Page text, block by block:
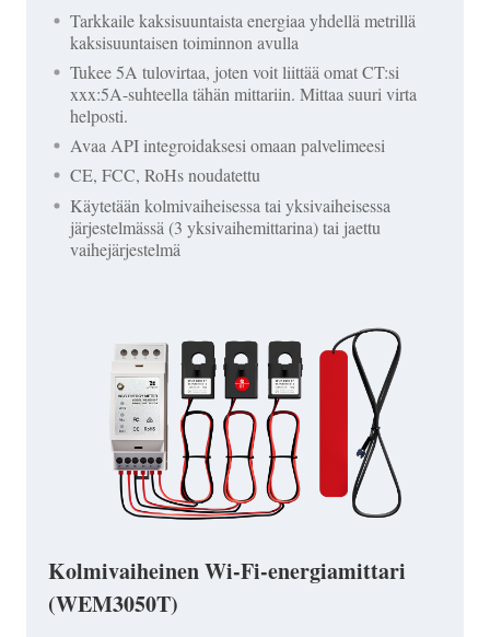
Tarkkaile kaksisuuntaista energiaa yhdellä metrillä
kaksisuuntaisen toiminnon avulla
Tukee 5A tulovirtaa, joten voit liittää omat CT:si
xxx:5A-suhteella tähän mittariin. Mittaa suuri virta
helposti.
Avaa API integroidaksesi omaan palvelimeesi
CE, FCC, RoHs noudatettu
Käytetään kolmivaiheisessa tai yksivaiheisessa
järjestelmässä (3 yksivaihemittarina) tai jaettu
vaihejärjestelmä
Kolmivaiheinen Wi-Fi-energiamittari
(WEM3050T)